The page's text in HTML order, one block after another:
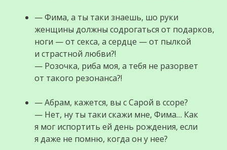
— Фима, а ты таки знаешь, шо руки
женщины должны содрогаться от подарков,
ноги — от секса, а сердце — от пылкой
и страстной любви?!
— Розочка, риба моя, а тебя не разорвет
от такого резонанса?!
— Абрам, кажется, вы с Сарой в ссоре?
— Нет, ну ты таки скажи мне, Фима… Как
я мог испортить ей день рождения, если
я даже не помню, когда он у нее?